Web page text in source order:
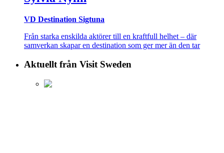
VD Destination Sigtuna
Från starka enskilda aktörer till en kraftfull helhet – där
samverkan skapar en destination som ger mer än den tar
Aktuellt från Visit Sweden